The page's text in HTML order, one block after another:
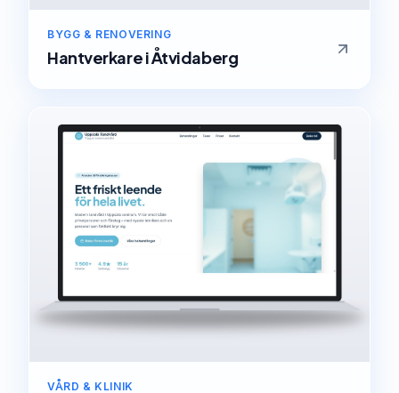
BYGG & RENOVERING
HantverkareiÅtvidaberg
VÅRD & KLINIK